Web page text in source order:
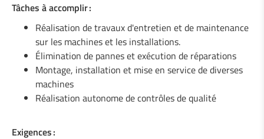
1 Serrurier / Métallier (m/f)
1 Soudeur / Serrurier (m/f)
1 Ingénieur en mécanique (h/f)
1 Monteur / Assembleur (m/f)
Tâches à accomplir :
Réalisation de travaux d'entretien et de maintenance
sur les machines et les installations.
Élimination de pannes et exécution de réparations
Montage, installation et mise en service de diverses
machines
Réalisation autonome de contrôles de qualité
Exigences :